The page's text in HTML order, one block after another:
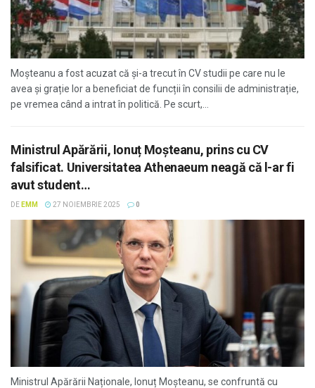
Moșteanu a fost acuzat că și-a trecut în CV studii pe care nu le
avea și grație lor a beneficiat de funcții în consilii de administrație,
pe vremea când a intrat în politică. Pe scurt,...
Ministrul Apărării, Ionuț Moșteanu, prins cu CV
falsificat. Universitatea Athenaeum neagă că l-ar fi
avut student…
DE EMM 27 NOIEMBRIE 2025 0
Ministrul Apărării Naționale, Ionuț Moșteanu, se confruntă cu